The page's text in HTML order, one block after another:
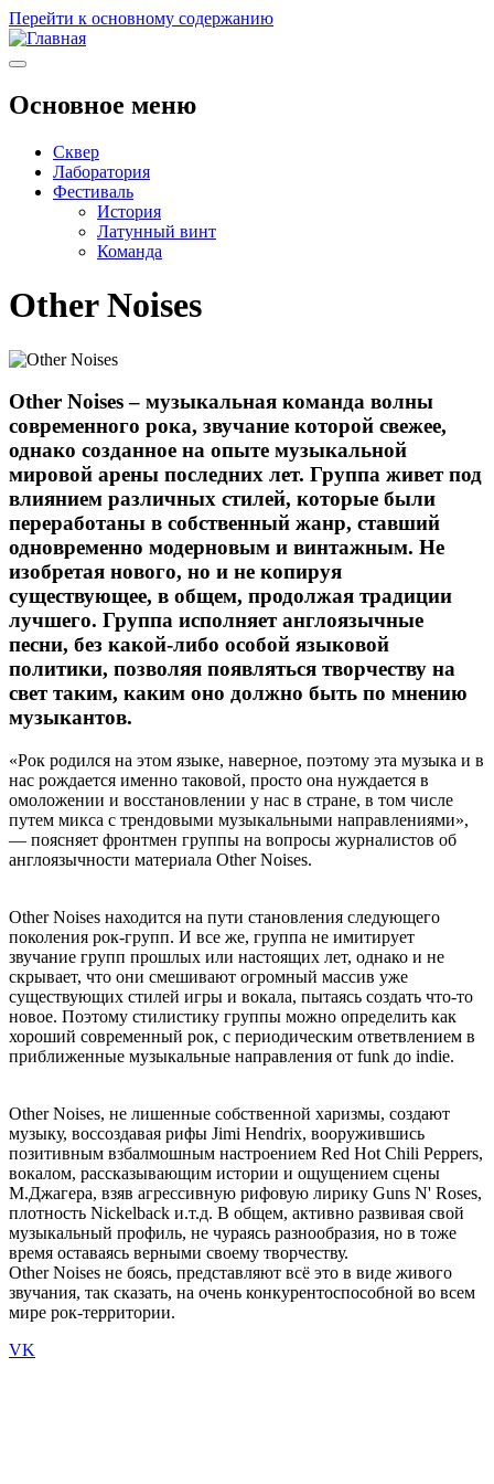
Перейти к основному содержанию
Основное меню
Сквер
Лаборатория
Фестиваль
История
Латунный винт
Команда
Other Noises
Other Noises – музыкальная команда волны
современного рока, звучание которой свежее,
однако созданное на опыте музыкальной
мировой арены последних лет. Группа живет под
влиянием различных стилей, которые были
переработаны в собственный жанр, ставший
одновременно модерновым и винтажным. Не
изобретая нового, но и не копируя
существующее, в общем, продолжая традиции
лучшего. Группа исполняет англоязычные
песни, без какой-либо особой языковой
политики, позволяя появляться творчеству на
свет таким, каким оно должно быть по мнению
музыкантов.
«Рок родился на этом языке, наверное, поэтому эта музыка и в
нас рождается именно таковой, просто она нуждается в
омоложении и восстановлении у нас в стране, в том числе
путем микса с трендовыми музыкальными направлениями»,
— поясняет фронтмен группы на вопросы журналистов об
англоязычности материала Other Noises.
Other Noises находится на пути становления следующего
поколения рок-групп. И все же, группа не имитирует
звучание групп прошлых или настоящих лет, однако и не
скрывает, что они смешивают огромный массив уже
существующих стилей игры и вокала, пытаясь создать что-то
новое. Поэтому стилистику группы можно определить как
хороший современный рок, с периодическим ответвлением в
приближенные музыкальные направления от funk до indie.
Other Noises, не лишенные собственной харизмы, создают
музыку, воссоздавая рифы Jimi Hendrix, вооружившись
позитивным взбалмошным настроением Red Hot Chili Peppers,
вокалом, рассказывающим истории и ощущением сцены
М.Джагера, взяв агрессивную рифовую лирику Guns N' Roses,
плотность Niсkelback и.т.д. В общем, активно развивая свой
музыкальный профиль, не чураясь разнообразия, но в тоже
время оставаясь верными своему творчеству.
Other Noises не боясь, представляют всё это в виде живого
звучания, так сказать, на очень конкурентоспособной во всем
мире рок-территории.
VK